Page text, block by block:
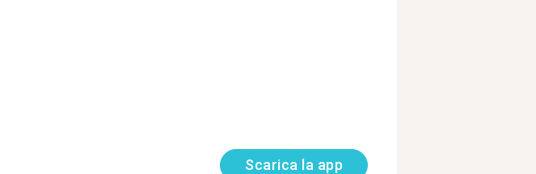
Scarica la app